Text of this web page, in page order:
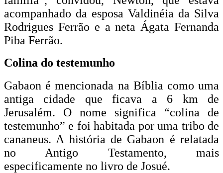
acompanhado da esposa Valdinéia da Silva
Rodrigues Ferrão e a neta Ágata Fernanda
Piba Ferrão.
Colina do testemunho
Gabaon é mencionada na Bíblia como uma
antiga cidade que ficava a 6 km de
Jerusalém. O nome significa “colina de
testemunho” e foi habitada por uma tribo de
cananeus. A história de Gabaon é relatada
no Antigo Testamento, mais
especificamente no livro de Josué.